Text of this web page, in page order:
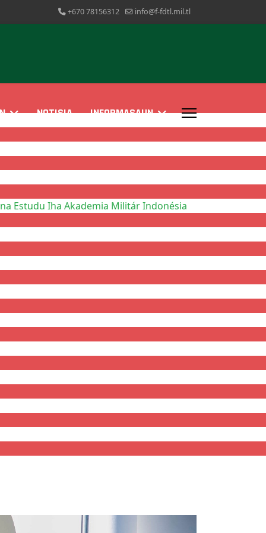
+670 78156312 info@f-fdtl.mil.tl
NOTISIA INFORMASAUN
Estudu Iha Akademia Militár Indonésia